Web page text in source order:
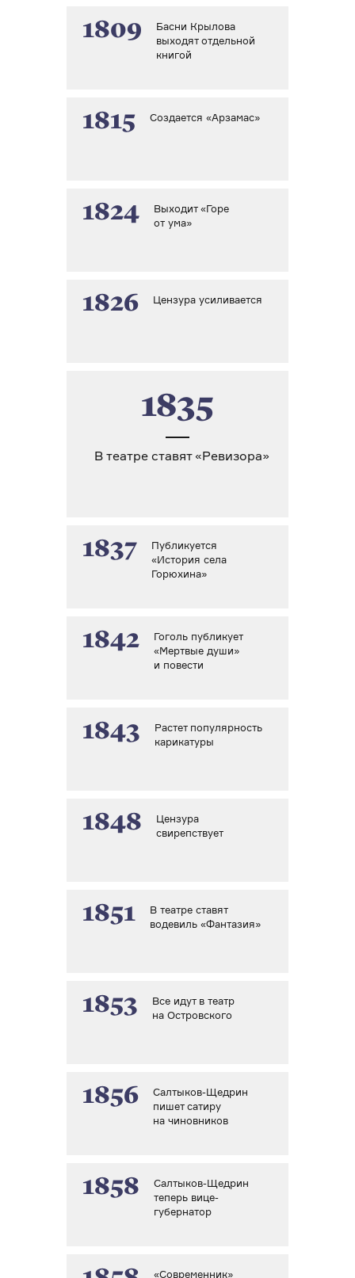
1809
Басни Крылова
выходят отдельной
книгой
1815 Создается «Арзамас»
1824
Выходит «Горе
от ума»
1826 Цензура усиливается
1835
В театре ставят «Ревизора»
1837
Публикуется
«История села
Горюхина»
1842
Гоголь публикует
«Мертвые души»
и повести
1843
Растет популярность
карикатуры
1848
Цензура
свирепствует
1851
В театре ставят
водевиль «Фантазия»
1853
Все идут в театр
на Островского
1856
Салтыков-Щедрин
пишет сатиру
на чиновников
1858
Салтыков-Щедрин
теперь вице-
губернатор
«Современник»